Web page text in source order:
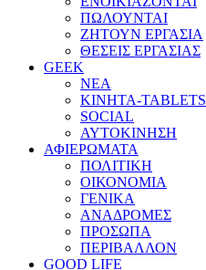
ΠΩΛΟΥΝΤΑΙ
ΖΗΤΟΥΝ ΕΡΓΑΣΙΑ
ΘΕΣΕΙΣ ΕΡΓΑΣΙΑΣ
GEEK
ΝΕΑ
ΚΙΝΗΤΑ-TABLETS
SOCIAL
ΑΥΤΟΚΙΝΗΣΗ
ΑΦΙΕΡΩΜΑΤΑ
ΠΟΛΙΤΙΚΗ
ΟΙΚΟΝΟΜΙΑ
ΓΕΝΙΚΑ
ΑΝΑΔΡΟΜΕΣ
ΠΡΟΣΩΠΑ
ΠΕΡΙΒΑΛΛΟΝ
GOOD LIFE